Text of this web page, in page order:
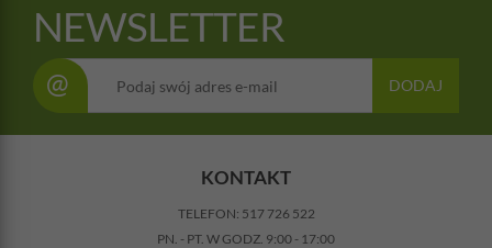
NEWSLETTER
@ DODAJ
KONTAKT
TELEFON: 517 726 522
PN. - PT. W GODZ. 9:00 - 17:00